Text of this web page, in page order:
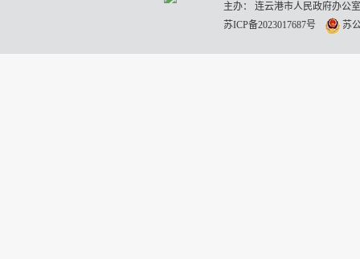
主办： 连云港市人民政府办
苏ICP备2023017687号
苏